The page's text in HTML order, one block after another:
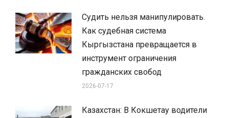
Судить нельзя манипулировать.
Как судебная система
Кыргызстана превращается в
инструмент ограничения
гражданских свобод
2026-07-17
Казахстан: В Кокшетау водители